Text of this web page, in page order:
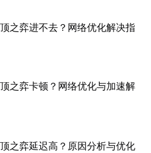
之弈进不去？网络优化解决指
之弈卡顿？网络优化与加速解
之弈延迟高？原因分析与优化